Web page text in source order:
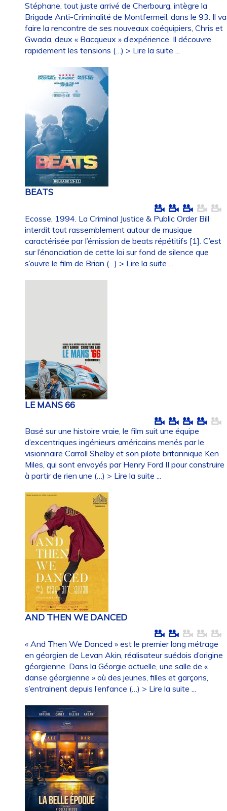
Stéphane, tout juste arrivé de Cherbourg, intègre la
Brigade Anti-Criminalité de Montfermeil, dans le 93. Il va
faire la rencontre de ses nouveaux coéquipiers, Chris et
Gwada, deux « Bacqueux » d’expérience. Il découvre
rapidement les tensions (…) > Lire la suite ...
BEATS
Ecosse, 1994. La Criminal Justice & Public Order Bill
interdit tout rassemblement autour de musique
caractérisée par l’émission de beats répétitifs [1]. C’est
sur l’énonciation de cette loi sur fond de silence que
s’ouvre le film de Brian (…) > Lire la suite ...
LE MANS 66
Basé sur une histoire vraie, le film suit une équipe
d’excentriques ingénieurs américains menés par le
visionnaire Carroll Shelby et son pilote britannique Ken
Miles, qui sont envoyés par Henry Ford II pour construire
à partir de rien une (…) > Lire la suite ...
AND THEN WE DANCED
« And Then We Danced » est le premier long métrage
en géorgien de Levan Akin, réalisateur suédois d’origine
géorgienne. Dans la Géorgie actuelle, une salle de «
danse géorgienne » où des jeunes, filles et garçons,
s’entrainent depuis l’enfance (…) > Lire la suite ...